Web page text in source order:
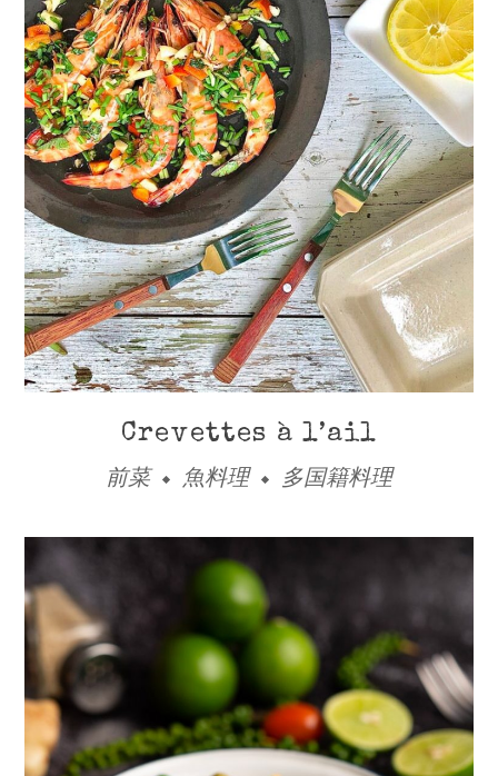
Crevettes à l’ail
前菜 魚料理 多国籍料理